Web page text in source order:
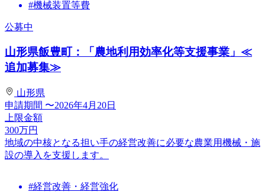
#機械装置等費
公募中
山形県飯豊町：「農地利用効率化等支援事業」≪
追加募集≫
山形県
申請期間 〜2026年4月20日
上限金額
300万円
地域の中核となる担い手の経営改善に必要な農業用機械・施
設の導入を支援します。
#経営改善・経営強化